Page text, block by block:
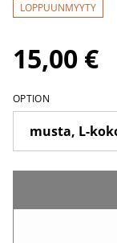
LOPPUUNMYYTY
15,00 €
OPTION